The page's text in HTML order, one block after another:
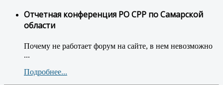
Отчетная конференция РО СРР по Самарской
области
Почему не работает форум на сайте, в нем невозможно
...
Подробнее...